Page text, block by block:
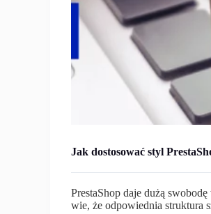
Jak dostosować styl
PrestaShop daje dużą
wie, że odpowiednia struktura